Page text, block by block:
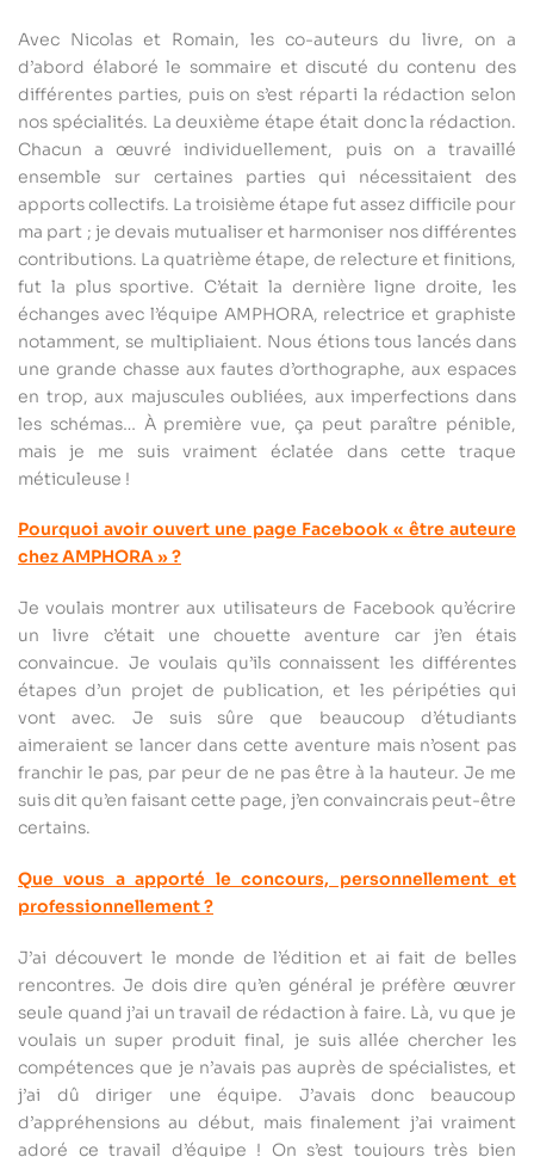
Avec Nicolas et Romain, les co-auteurs du livre, on a
d’abord élaboré le sommaire et discuté du contenu des
différentes parties, puis on s’est réparti la rédaction selon
nos spécialités. La deuxième étape était donc la rédaction.
Chacun a œuvré individuellement, puis on a travaillé
ensemble sur certaines parties qui nécessitaient des
apports collectifs. La troisième étape fut assez difficile pour
ma part ; je devais mutualiser et harmoniser nos différentes
contributions. La quatrième étape, de relecture et finitions,
fut la plus sportive. C’était la dernière ligne droite, les
échanges avec l’équipe AMPHORA, relectrice et graphiste
notamment, se multipliaient. Nous étions tous lancés dans
une grande chasse aux fautes d’orthographe, aux espaces
en trop, aux majuscules oubliées, aux imperfections dans
les schémas… À première vue, ça peut paraître pénible,
mais je me suis vraiment éclatée dans cette traque
méticuleuse !
Pourquoi avoir ouvert une page Facebook « être auteure
chez AMPHORA » ?
Je voulais montrer aux utilisateurs de Facebook qu’écrire
un livre c’était une chouette aventure car j’en étais
convaincue. Je voulais qu’ils connaissent les différentes
étapes d’un projet de publication, et les péripéties qui
vont avec. Je suis sûre que beaucoup d’étudiants
aimeraient se lancer dans cette aventure mais n’osent pas
franchir le pas, par peur de ne pas être à la hauteur. Je me
suis dit qu’en faisant cette page, j’en convaincrais peut-être
certains.
Que vous a apporté le concours, personnellement et
professionnellement ?
J’ai découvert le monde de l’édition et ai fait de belles
rencontres. Je dois dire qu’en général je préfère œuvrer
seule quand j’ai un travail de rédaction à faire. Là, vu que je
voulais un super produit final, je suis allée chercher les
compétences que je n’avais pas auprès de spécialistes, et
j’ai dû diriger une équipe. J’avais donc beaucoup
d’appréhensions au début, mais finalement j’ai vraiment
adoré ce travail d’équipe ! On s’est toujours très bien